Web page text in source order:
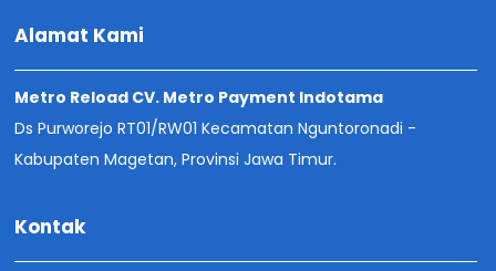
Alamat Kami
Metro Reload CV. Metro Payment Indotama
Ds Purworejo RT01/RW01 Kecamatan Nguntoronadi -
Kabupaten Magetan, Provinsi Jawa Timur.
Kontak